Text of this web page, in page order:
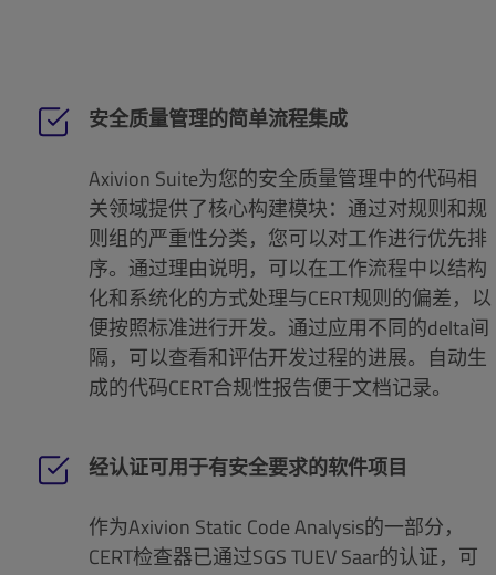
安全质量管理的简单流程集成
Axivion Suite为您的安全质量管理中的代码相
关领域提供了核心构建模块：通过对规则和规
则组的严重性分类，您可以对工作进行优先排
序。通过理由说明，可以在工作流程中以结构
化和系统化的方式处理与CERT规则的偏差，以
便按照标准进行开发。通过应用不同的delta间
隔，可以查看和评估开发过程的进展。自动生
成的代码CERT合规性报告便于文档记录。
经认证可用于有安全要求的软件项目
作为Axivion Static Code Analysis的一部分，
CERT检查器已通过SGS TUEV Saar的认证，可